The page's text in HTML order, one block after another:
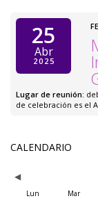
25
Abr
2025
Lugar de reunión:
de celebración es el
CALENDARIO
Mes
Lun Mar
Mes
Mes